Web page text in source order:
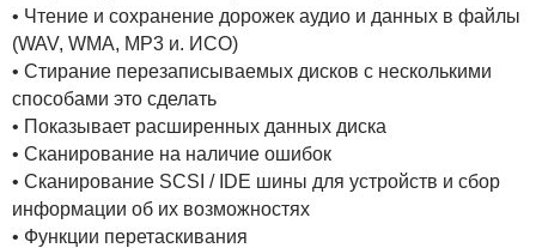
• Чтение и сохранение дорожек аудио и данных в файлы
(WAV, WMA, MP3 и. ИСО)
• Стирание перезаписываемых дисков с несколькими
способами это сделать
• Показывает расширенных данных диска
• Сканирование на наличие ошибок
• Сканирование SCSI / IDE шины для устройств и сбор
информации об их возможностях
• Функции перетаскивания